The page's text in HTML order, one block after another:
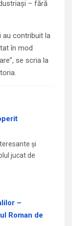
– fără
au contribuit la
în mod
se scria la
și
jucat de
–
Roman de